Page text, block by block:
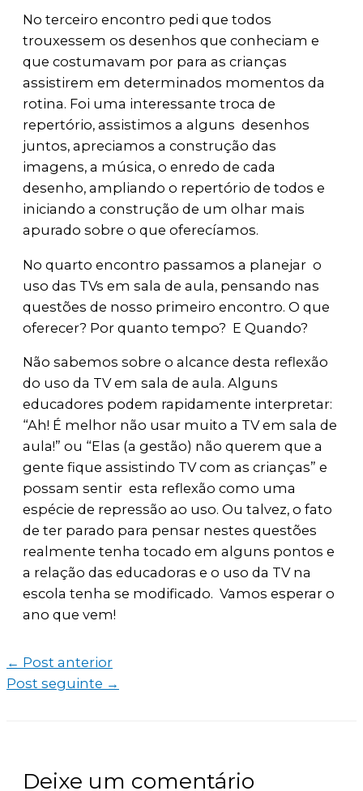
No terceiro encontro pedi que todos
trouxessem os desenhos que conheciam e
que costumavam por para as crianças
assistirem em determinados momentos da
rotina. Foi uma interessante troca de
repertório, assistimos a alguns desenhos
juntos, apreciamos a construção das
imagens, a música, o enredo de cada
desenho, ampliando o repertório de todos e
iniciando a construção de um olhar mais
apurado sobre o que oferecíamos.
No quarto encontro passamos a planejar o
uso das TVs em sala de aula, pensando nas
questões de nosso primeiro encontro. O que
oferecer? Por quanto tempo? E Quando?
Não sabemos sobre o alcance desta reflexão
do uso da TV em sala de aula. Alguns
educadores podem rapidamente interpretar:
“Ah! É melhor não usar muito a TV em sala de
aula!” ou “Elas (a gestão) não querem que a
gente fique assistindo TV com as crianças” e
possam sentir esta reflexão como uma
espécie de repressão ao uso. Ou talvez, o fato
de ter parado para pensar nestes questões
realmente tenha tocado em alguns pontos e
a relação das educadoras e o uso da TV na
escola tenha se modificado. Vamos esperar o
ano que vem!
← Post anterior
Post seguinte →
Deixe um comentário